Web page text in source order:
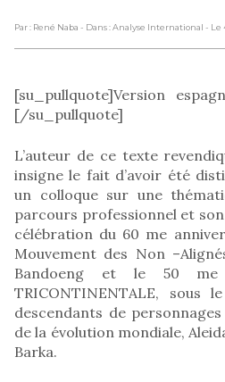
Par : René Naba - Dans : Analyse International - Le
[su_pullquote]Version
[/su_pullquote]
L’auteur de ce texte
insigne le fait d’avoir été
un colloque sur une
parcours professionnel et
célébration du 60 me
Mouvement des Non
Bandoeng et le 50 me
TRICONTINENTALE, sous
descendants de
de la évolution mondiale,
Barka.